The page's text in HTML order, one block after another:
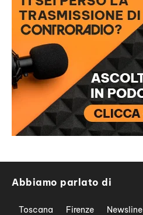
Abbiamo parlato di
Toscana Firenze Newsline